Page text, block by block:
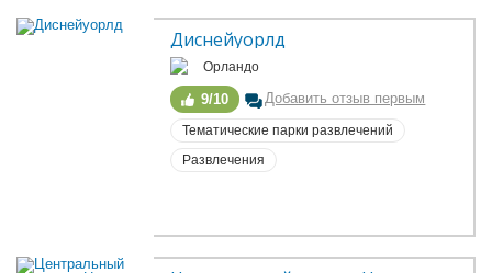
Диснейуорлд
Орландо
9/10 Добавить отзыв первым
Тематические парки развлечений
Развлечения